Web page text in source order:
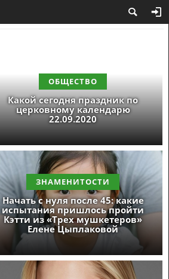
ОБЩЕСТВО
Какой сегодня праздник по
церковному календарю
22.09.2020
ЗНАМЕНИТОСТИ
Начать с нуля после 45: какие
испытания пришлось пройти
Кэтти из «Трех мушкетеров»
Елене Цыплаковой